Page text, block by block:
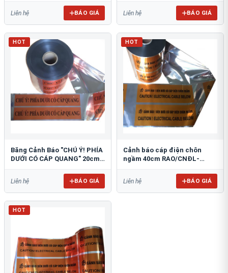
Liên hệ BÁO GIÁ Liên hệ BÁO GIÁ
HOT
Băng Cảnh Báo "CHÚ Ý! PHÍA
DƯỚI CÓ CÁP QUANG" 20cm
Liên hệ BÁO GIÁ
HOT
Cảnh báo cáp điện chôn
ngầm 40cm RAO/CNĐL-
Liên hệ BÁO GIÁ
HOT